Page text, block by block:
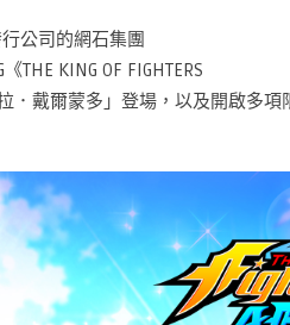
公司的網石集團
KING OF FIGHTERS
．戴爾蒙多」登場，以及開啟多